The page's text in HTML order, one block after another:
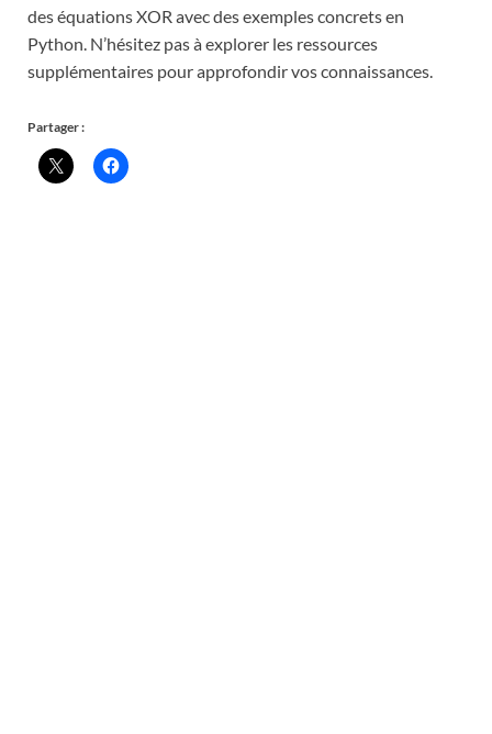
des équations XOR avec des exemples concrets en
Python. N’hésitez pas à explorer les ressources
supplémentaires pour approfondir vos connaissances.
Partager :